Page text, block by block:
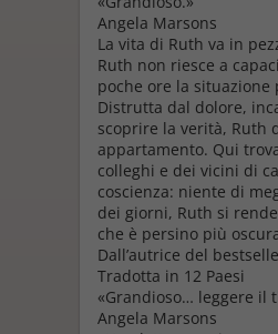
Angela Marsons
La vita di Ruth va in
Ruth non riesce a
poche ore la
Distrutta dal dolore,
scoprire la verità, Ruth
appartamento. Qui
colleghi e dei vicini di
coscienza: niente di
dei giorni, Ruth si
che è persino più
Dall’autrice del
Tradotta in 12 Paesi
«Grandioso… leggere il
Angela Marsons